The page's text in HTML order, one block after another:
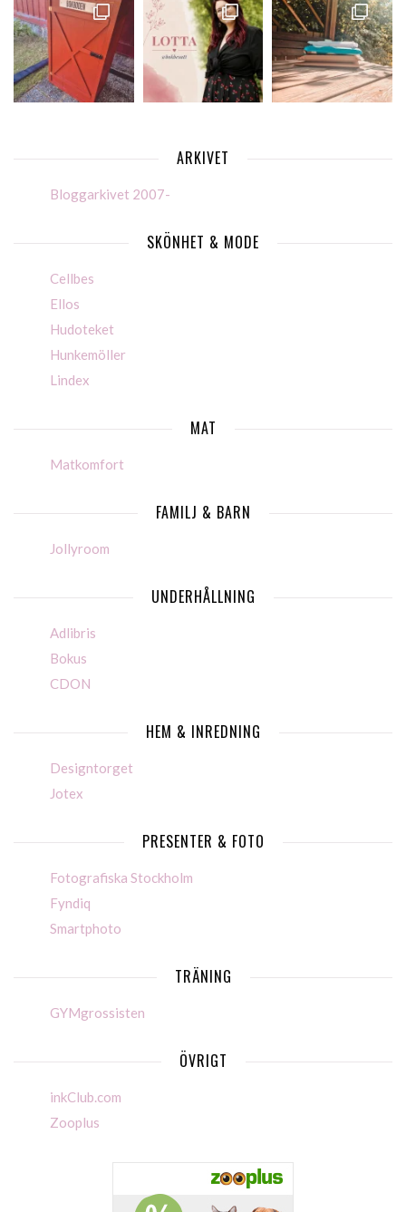
ARKIVET
Bloggarkivet 2007-
SKÖNHET & MODE
Cellbes
Ellos
Hudoteket
Hunkemöller
Lindex
MAT
Matkomfort
FAMILJ & BARN
Jollyroom
UNDERHÅLLNING
Adlibris
Bokus
CDON
HEM & INREDNING
Designtorget
Jotex
PRESENTER & FOTO
Fotografiska Stockholm
Fyndiq
Smartphoto
TRÄNING
GYMgrossisten
ÖVRIGT
inkClub.com
Zooplus